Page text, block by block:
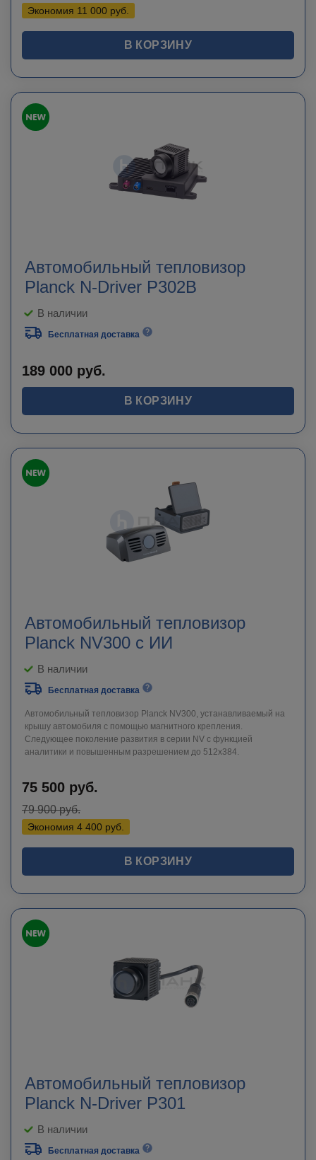
Экономия 11 000 руб.
В КОРЗИНУ
Автомобильный тепловизор
Planck N-Driver P302B
В наличии
Бесплатная доставка
189 000 руб.
В КОРЗИНУ
Автомобильный тепловизор
Planck NV300 с ИИ
В наличии
Бесплатная доставка
Автомобильный тепловизор Planck NV300, устанавливаемый на
крышу автомобиля с помощью магнитного крепления.
Следующее поколение развития в серии NV с функцией
аналитики и повышенным разрешением до 512x384.
75 500 руб.
79 900руб.
Экономия 4 400 руб.
В КОРЗИНУ
Автомобильный тепловизор
Planck N-Driver P301
В наличии
Бесплатная доставка